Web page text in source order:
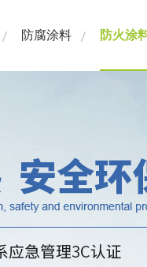
防腐涂料 防火涂